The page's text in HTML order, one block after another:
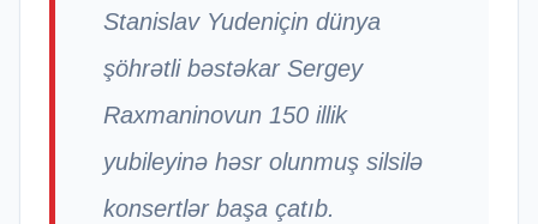
Stanislav Yudeniçin dünya
şöhrətli bəstəkar Sergey
Raxmaninovun 150 illik
yubileyinə həsr olunmuş silsilə
konsertlər başa çatıb.